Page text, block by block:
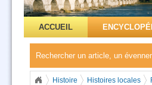
ACCUEIL
Rechercher un article, un
Histoire Histoires locales